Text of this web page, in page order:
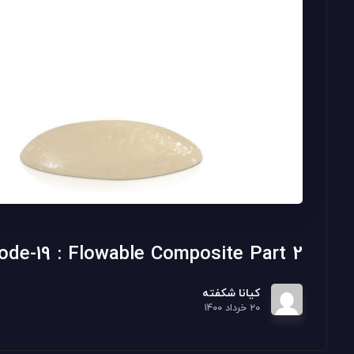
19 : Flowable Composite Part 2
کیانا شکفته
۲۰ خرداد ۱۴۰۰